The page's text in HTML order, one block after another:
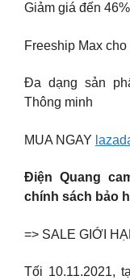
Giảm giá đến
Freeship Max
Đa dạng sản
Thông minh
MUA NGAY
Điện Quang
chính sách bảo
=> SALE GIỚI
Tối 10.11.2021,